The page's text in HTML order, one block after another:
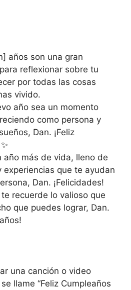
años son una gran
reflexionar sobre tu
por todas las cosas
vivido.
año sea un momento
como persona y
Dan. ¡Feliz
año más de vida, lleno de
experiencias que te ayudan
Dan. ¡Felicidades!
recuerde lo valioso que
que puedes lograr, Dan.
una canción o video
llame “Feliz Cumpleaños